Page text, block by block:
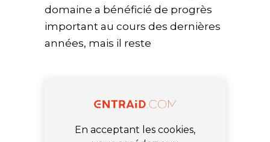
domaine a bénéficié de progrès
important au cours des dernières
années, mais il reste
En acceptant les cookies,